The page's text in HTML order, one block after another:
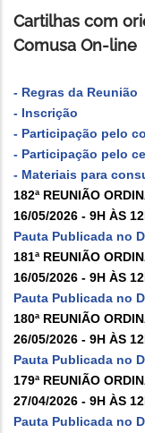
Cartilhas com
Comusa On-line
- Regras da Reunião
- Inscrição
- Participação pelo
- Participação pelo
- Materiais para
182ª REUNIÃO
16/05/2026 - 9H ÀS
Pauta Publicada no
181ª REUNIÃO
16/05/2026 - 9H ÀS
Pauta Publicada no
180ª REUNIÃO
26/05/2026 - 9H ÀS
Pauta Publicada no
179ª REUNIÃO
27/04/2026 - 9H ÀS
Pauta Publicada no